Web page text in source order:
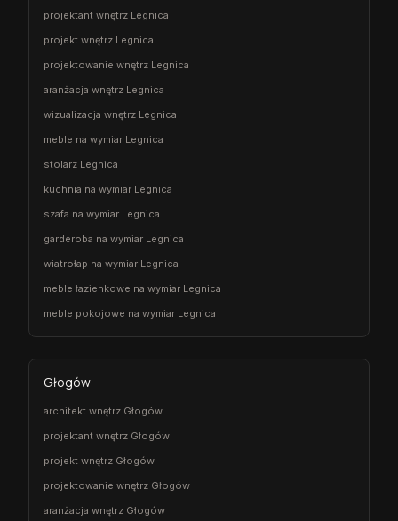
projektant wnętrz Legnica
projekt wnętrz Legnica
projektowanie wnętrz Legnica
aranżacja wnętrz Legnica
wizualizacja wnętrz Legnica
meble na wymiar Legnica
stolarz Legnica
kuchnia na wymiar Legnica
szafa na wymiar Legnica
garderoba na wymiar Legnica
wiatrołap na wymiar Legnica
meble łazienkowe na wymiar Legnica
meble pokojowe na wymiar Legnica
Głogów
architekt wnętrz Głogów
projektant wnętrz Głogów
projekt wnętrz Głogów
projektowanie wnętrz Głogów
aranżacja wnętrz Głogów